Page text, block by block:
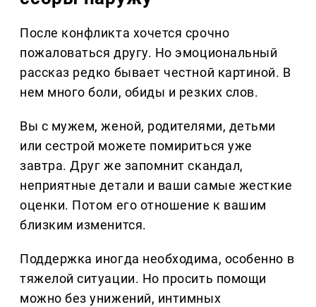
После конфликта хочется срочно
пожаловаться другу. Но эмоциональный
рассказ редко бывает честной картиной. В
нем много боли, обиды и резких слов.
Вы с мужем, женой, родителями, детьми
или сестрой можете помириться уже
завтра. Друг же запомнит скандал,
неприятные детали и ваши самые жесткие
оценки. Потом его отношение к вашим
близким изменится.
Поддержка иногда необходима, особенно в
тяжелой ситуации. Но просить помощи
можно без унижений, интимных